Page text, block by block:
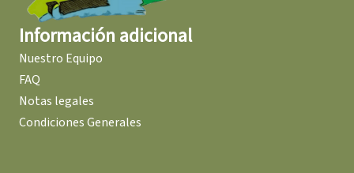
Información adicional
Nuestro Equipo
FAQ
Notas legales
Condiciones Generales